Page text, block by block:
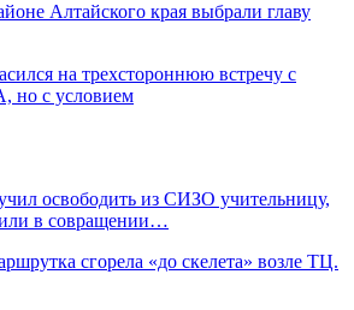
Алтайского края выбрали главу
на трехстороннюю встречу с
но с условием
освободить из СИЗО учительницу,
в совращении…
сгорела «до скелета» возле ТЦ.